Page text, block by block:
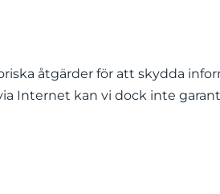
åtgärder för att skydda
Internet kan vi dock inte